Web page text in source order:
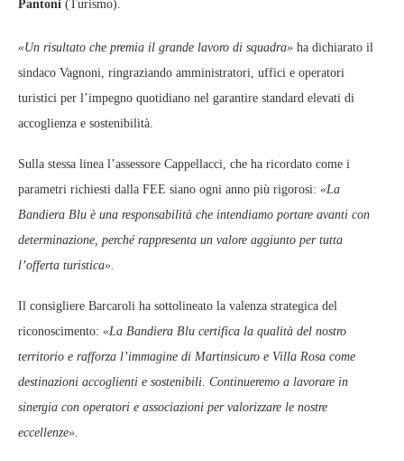
Pantoni (Turismo).
«Un risultato che premia il grande lavoro di squadra» ha dichiarato il
sindaco Vagnoni, ringraziando amministratori, uffici e operatori
turistici per l’impegno quotidiano nel garantire standard elevati di
accoglienza e sostenibilità.
Sulla stessa linea l’assessore Cappellacci, che ha ricordato come i
parametri richiesti dalla FEE siano ogni anno più rigorosi: «La
Bandiera Blu è una responsabilità che intendiamo portare avanti con
determinazione, perché rappresenta un valore aggiunto per tutta
l’offerta turistica».
Il consigliere Barcaroli ha sottolineato la valenza strategica del
riconoscimento: «La Bandiera Blu certifica la qualità del nostro
territorio e rafforza l’immagine di Martinsicuro e Villa Rosa come
destinazioni accoglienti e sostenibili. Continueremo a lavorare in
sinergia con operatori e associazioni per valorizzare le nostre
eccellenze».